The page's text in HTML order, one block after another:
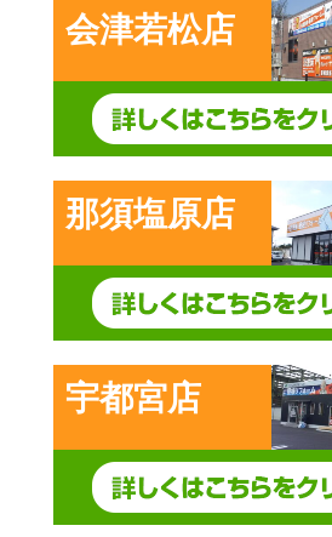
会津若松店
那須塩原店
宇都宮店